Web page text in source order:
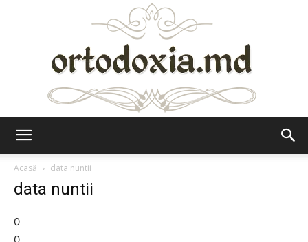
Acasă
data nuntii
data nuntii
0